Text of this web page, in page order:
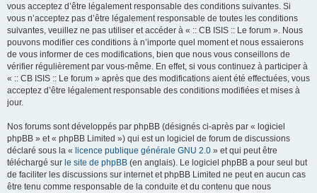
vous acceptez d’être légalement responsable des conditions suivantes. Si
vous n’acceptez pas d’être légalement responsable de toutes les conditions
suivantes, veuillez ne pas utiliser et accéder à « :: CB ISIS :: Le forum ». Nous
pouvons modifier ces conditions à n’importe quel moment et nous essaierons
de vous informer de ces modifications, bien que nous vous conseillons de
vérifier régulièrement par vous-même. En effet, si vous continuez à participer à
« :: CB ISIS :: Le forum » après que des modifications aient été effectuées, vous
acceptez d’être légalement responsable des conditions modifiées et mises à
jour.
Nos forums sont développés par phpBB (désignés ci-après par « logiciel
phpBB » et « phpBB Limited ») qui est un logiciel de forum de discussions
déclaré sous la « licence publique générale GNU 2.0 » et qui peut être
téléchargé sur le site de phpBB (en anglais). Le logiciel phpBB a pour seul but
de faciliter les discussions sur internet et phpBB Limited ne peut en aucun cas
être tenu comme responsable de la conduite et du contenu que nous